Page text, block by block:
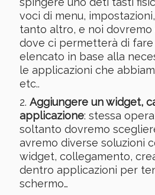
voci di menu,
tanto altro, e noi dovremo
dove ci permetterà di
elencato in base alla
le applicazioni che
etc..
Aggiungere un widget,
applicazione: stessa
soltanto dovremo
avremo diverse soluzioni
widget, collegamento,
dentro applicazioni per
schermo…